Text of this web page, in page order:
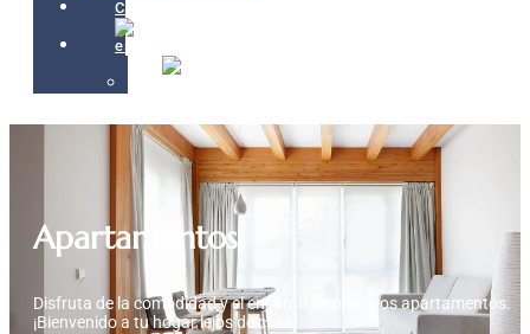
Contacto
Apartamentos
Disfruta de la comodidad y el encanto de nuestros apartamentos.
¡Bienvenido a tu hogar lejos de casa!